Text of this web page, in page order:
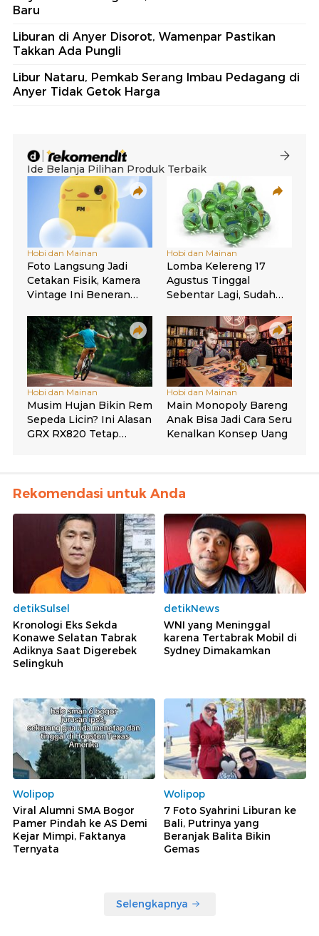
Baru
Liburan di Anyer Disorot, Wamenpar Pastikan
Takkan Ada Pungli
Libur Nataru, Pemkab Serang Imbau Pedagang di
Anyer Tidak Getok Harga
Rekomendasi untuk Anda
detikSulsel
Kronologi Eks Sekda
Konawe Selatan Tabrak
Adiknya Saat Digerebek
Selingkuh
detikNews
WNI yang Meninggal
karena Tertabrak Mobil di
Sydney Dimakamkan
Wolipop
Viral Alumni SMA Bogor
Pamer Pindah ke AS Demi
Kejar Mimpi, Faktanya
Ternyata
Wolipop
7 Foto Syahrini Liburan ke
Bali, Putrinya yang
Beranjak Balita Bikin
Gemas
Selengkapnya